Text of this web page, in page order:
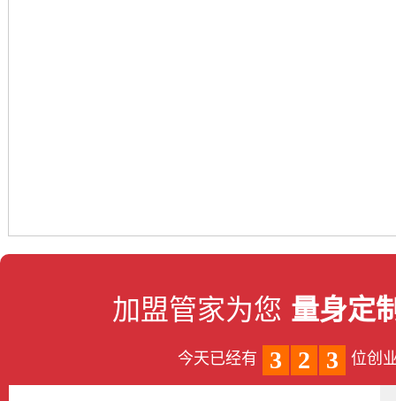
加盟管家为您 量身定
今天已经有 3 2 3 位创